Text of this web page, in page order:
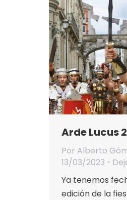
Arde Lucus
Por Alberto
13/03/2023
Ya tenemos
edición de la